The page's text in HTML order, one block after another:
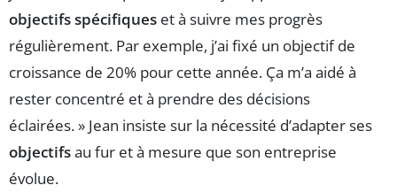
objectifs spécifiques et à suivre mes progrès
régulièrement. Par exemple, j’ai fixé un objectif de
croissance de 20% pour cette année. Ça m’a aidé à
rester concentré et à prendre des décisions
éclairées. » Jean insiste sur la nécessité d’adapter ses
objectifsau fur et à mesure que son entreprise
évolue.